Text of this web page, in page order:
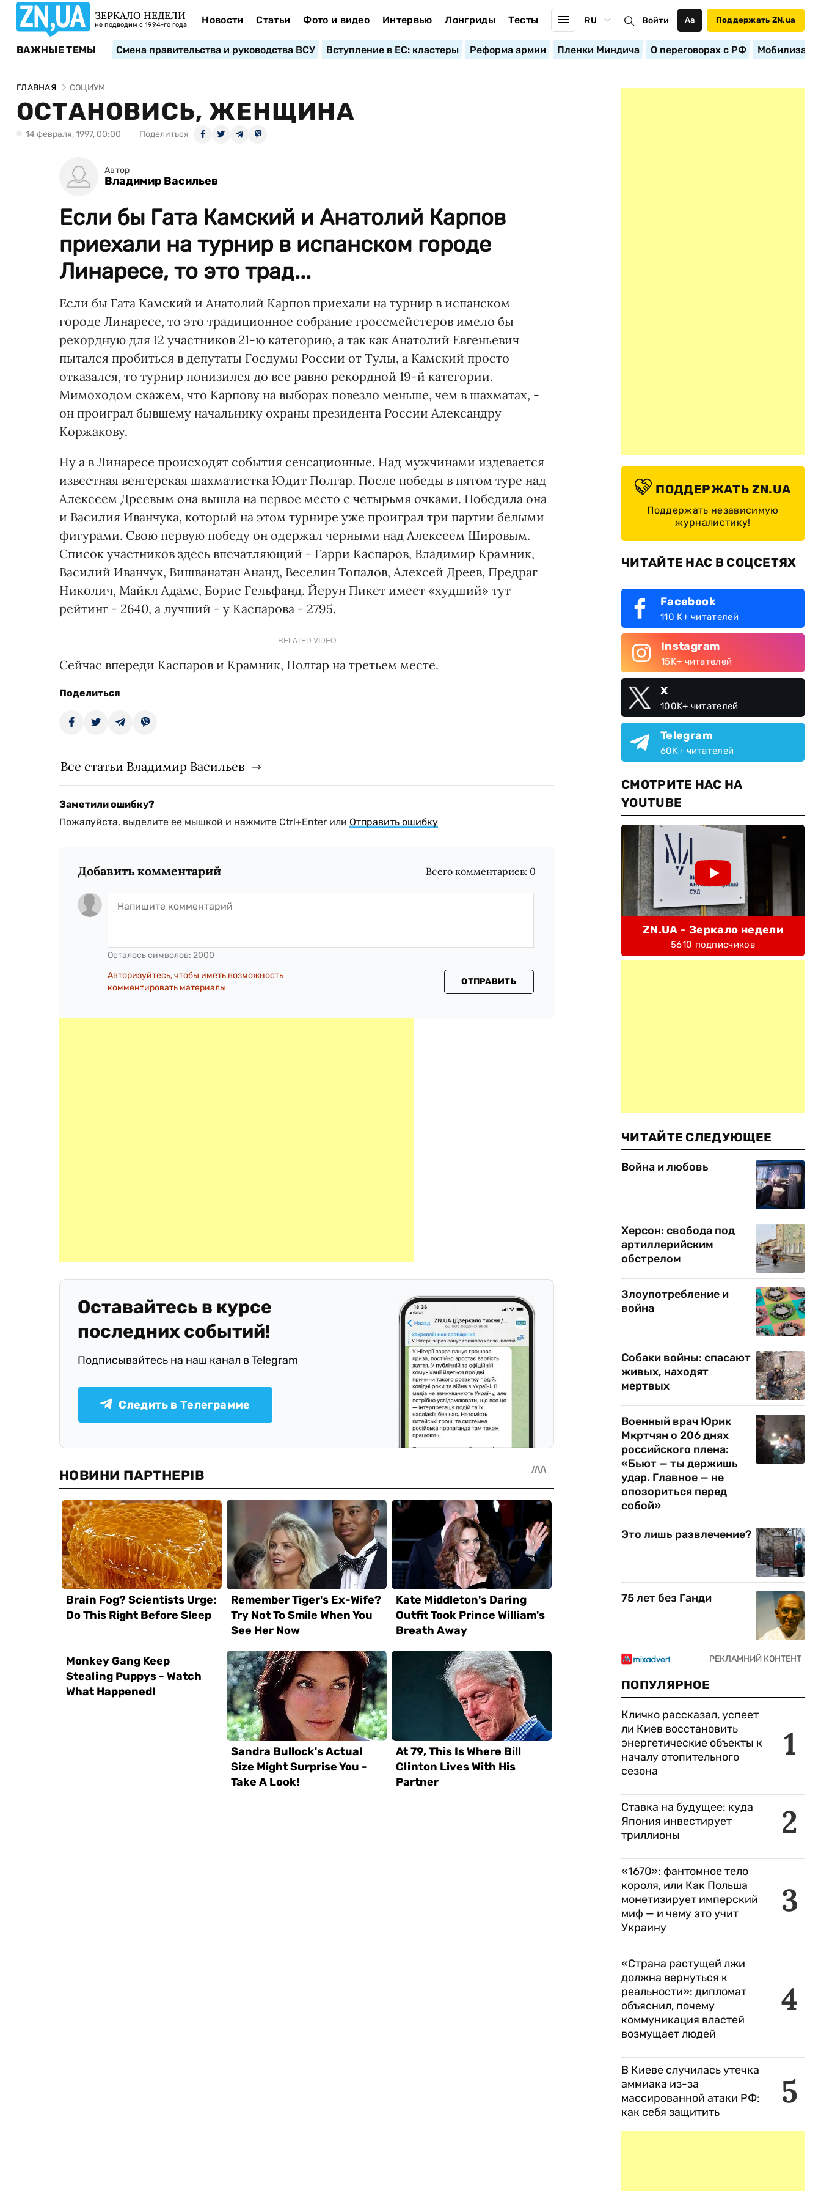
ЗЕРКАЛО НЕДЕЛИ
не подводим с 1994-го года Новости Статьи Фото и видео Интервью Лонгриды Тесты RU Войти Аа Поддержать ZN.ua
ВАЖНЫЕ ТЕМЫ Смена правительства и руководства ВСУ Вступление в ЕС: кластеры Реформа армии Пленки Миндича О переговорах с РФ
ГЛАВНАЯ СОЦИУМ
ОСТАНОВИСЬ, ЖЕНЩИНА
14 февраля, 1997, 00:00 Поделиться
Автор
Владимир Васильев
Если бы Гата Камский и Анатолий Карпов
приехали на турнир в испанском городе
Линаресе, то это трад...
Если бы Гата Камский и Анатолий Карпов приехали на турнир в испанском
городе Линаресе, то это традиционное собрание гроссмейстеров имело бы
рекордную для 12 участников 21-ю категорию, а так как Анатолий Евгеньевич
пытался пробиться в депутаты Госдумы России от Тулы, а Камский просто
отказался, то турнир понизился до все равно рекордной 19-й категории.
Мимоходом скажем, что Карпову на выборах повезло меньше, чем в шахматах, -
он проиграл бывшему начальнику охраны президента России Александру
Коржакову.
Ну а в Линаресе происходят события сенсационные. Над мужчинами издевается
известная венгерская шахматистка Юдит Полгар. После победы в пятом туре над
Алексеем Дреевым она вышла на первое место с четырьмя очками. Победила она
и Василия Иванчука, который на этом турнире уже проиграл три партии белыми
фигурами. Свою первую победу он одержал черными над Алексеем Шировым.
Список участников здесь впечатляющий - Гарри Каспаров, Владимир Крамник,
Василий Иванчук, Вишванатан Ананд, Веселин Топалов, Алексей Дреев, Предраг
Николич, Майкл Адамс, Борис Гельфанд. Йерун Пикет имеет «худший» тут
рейтинг - 2640, а лучший - у Каспарова - 2795.
RELATED VIDEO
Сейчас впереди Каспаров и Крамник, Полгар на третьем месте.
Поделиться
Все статьи Владимир Васильев
Заметили ошибку?
Пожалуйста, выделите ее мышкой и нажмите Ctrl+Enter или Отправить ошибку
Добавить комментарий Всего комментариев: 0
Осталось символов: 2000
Авторизуйтесь, чтобы иметь возможность
комментировать материалы
ОТПРАВИТЬ
Оставайтесь в курсе
последних событий!
Подписывайтесь на наш канал в Telegram
Следить в Телеграмме
ПОДДЕРЖАТЬ ZN.UA
Поддержать независимую
журналистику!
ЧИТАЙТЕ НАС В СОЦСЕТЯХ
Facebook
110 K+ читателей
Instagram
15K+ читателей
X
100K+ читателей
Telegram
60K+ читателей
СМОТРИТЕ НАС НА
YOUTUBE
ZN.UA - Зеркало недели
5610 подписчиков
ЧИТАЙТЕ СЛЕДУЮЩЕЕ
Война и любовь
Херсон: свобода под
артиллерийским
обстрелом
Злоупотребление и
война
Собаки войны: спасают
живых, находят
мертвых
Военный врач Юрик
Мкртчян о 206 днях
российского плена:
«Бьют — ты держишь
удар. Главное — не
опозориться перед
собой»
Это лишь развлечение?
75 лет без Ганди
ПОПУЛЯРНОЕ
1
Кличко рассказал, успеет
ли Киев восстановить
энергетические объекты к
началу отопительного
сезона
2
Ставка на будущее: куда
Япония инвестирует
триллионы
3
«1670»: фантомное тело
короля, или Как Польша
монетизирует имперский
миф — и чему это учит
Украину
4
«Страна растущей лжи
должна вернуться к
реальности»: дипломат
объяснил, почему
коммуникация властей
возмущает людей
5
В Киеве случилась утечка
аммиака из-за
массированной атаки РФ:
как себя защитить